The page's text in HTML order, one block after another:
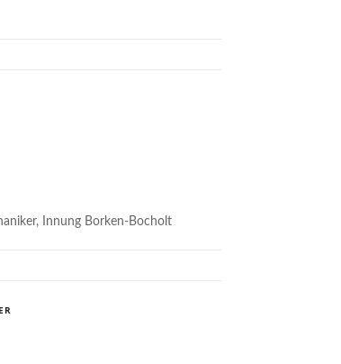
Innung Borken-Bocholt